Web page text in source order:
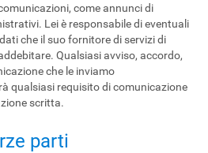
come annunci di
Lei è responsabile di eventuali
che il suo fornitore di servizi di
Qualsiasi avviso, accordo,
che le inviamo
qualsiasi requisito di comunicazione
scritta.
parti